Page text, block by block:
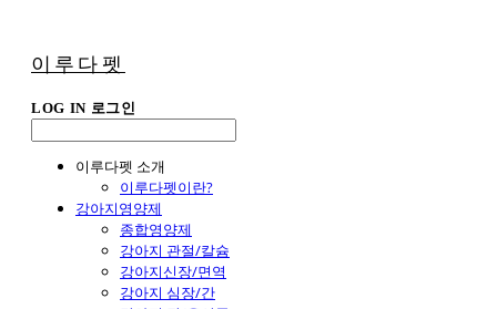
이루다펫
LOG IN 로그인
이루다펫 소개
이루다펫이란?
강아지영양제
종합영양제
강아지 관절/칼슘
강아지신장/면역
강아지 심장/간